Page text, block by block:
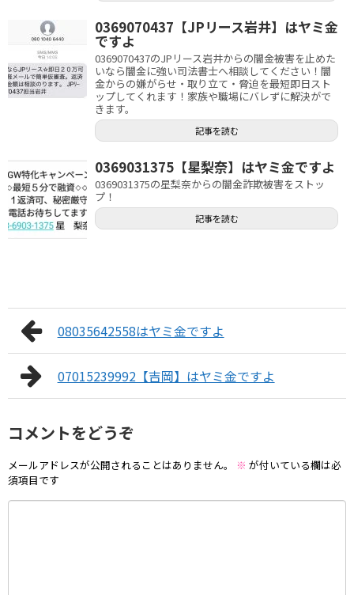
0369070437【JPリース岩井】はヤミ金
ですよ
0369070437のJPリース岩井からの闇金被害を止めた
いなら闇金に強い司法書士へ相談してください！闇
金からの嫌がらせ・取り立て・脅迫を最短即日スト
ップしてくれます！家族や職場にバレずに解決がで
きます。
記事を読む
0369031375【星梨奈】はヤミ金ですよ
0369031375の星梨奈からの闇金詐欺被害をストッ
プ！
記事を読む
08035642558はヤミ金ですよ
07015239992【吉岡】はヤミ金ですよ
コメントをどうぞ
メールアドレスが公開されることはありません。 ※ が付いている欄は必
須項目です